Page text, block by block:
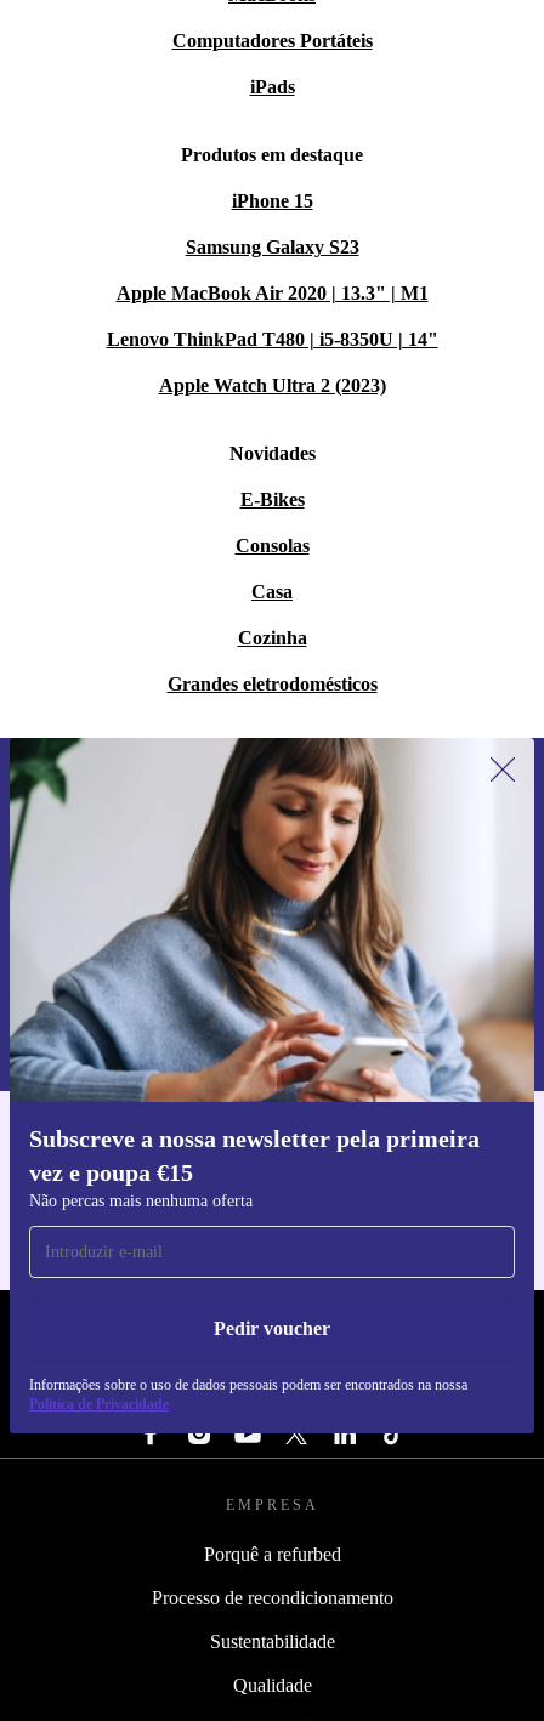
Computadores Portáteis
iPads
Produtos em destaque
iPhone 15
Samsung Galaxy S23
Apple MacBook Air 2020 | 13.3" | M1
Lenovo ThinkPad T480 | i5-8350U | 14"
Apple Watch Ultra 2 (2023)
Novidades
E-Bikes
Consolas
Casa
Cozinha
Grandes eletrodomésticos
Subscreve a nossa newsletter pela primeira
vez e poupa €15
Não percas mais nenhuma oferta
Pedir voucher
Informações sobre o uso de dados pessoais podem ser encontrados na nossa
Política de Privacidade
Subscreve a nossa newsletter pela
primeira vez e poupa 15€!
Não percas mais nenhuma oferta.
Pedir voucher
Informações sobre o uso de dados pessoais podem ser encontrados na
nossa
Política de Privacidade.
Faz o download da app refurbed
Para iOS e Android
REFURBED PORTUGAL - RETHINK NEW.
SEGUE-NOS
EMPRESA
Porquê a refurbed
Processo de recondicionamento
Sustentabilidade
Qualidade